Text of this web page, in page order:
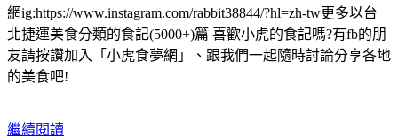
網ig:https://www.instagram.com/rabbit38844/?hl=zh-tw更多以台
北捷運美食分類的食記(5000+)篇 喜歡小虎的食記嗎?有fb的朋
友請按讚加入「小虎食夢網」、跟我們一起隨時討論分享各地
的美食吧!
繼續閱讀